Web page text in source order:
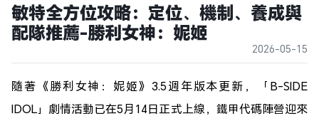
敏特全方位攻略：定位、機制、養成與
配隊推薦-勝利女神：妮姬
2026-05-15
隨著《勝利女神：妮姬》3.5週年版本更新，「B-SIDE
IDOL」劇情活動已在5月14日正式上線，鐵甲代碼陣營迎來